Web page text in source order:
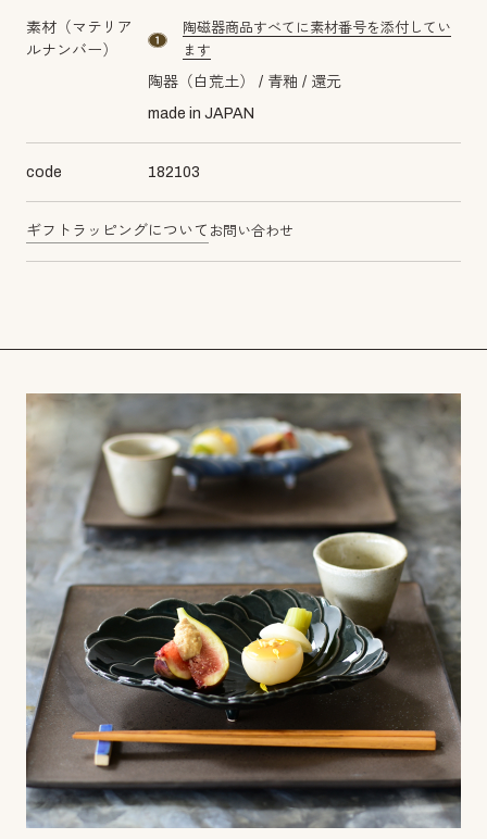
素材（マテリア
ルナンバー）
material number1
陶磁器商品すべてに素材番号を添付してい
ます
陶器（白荒土） 青釉
還元
made in JAPAN
code 182103
ギフトラッピングについて お問い合わせ